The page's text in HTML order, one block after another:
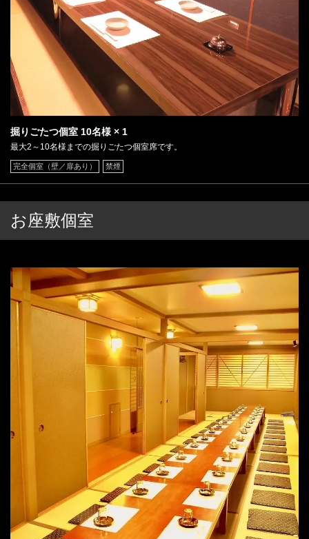
掘りごたつ個室 10名様 × 1
最大2～10名様までの掘りごたつ個室席です。
完全個室（壁／扉あり） 禁煙
お座敷個室